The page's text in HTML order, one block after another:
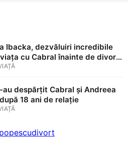
Ibacka, dezvăluiri incredibile
cu Cabral înainte de divorț:
cu tocuri prin casă”. Cum
între ei după 15 ani
Cabral și Andreea
18 ani de relație
divort